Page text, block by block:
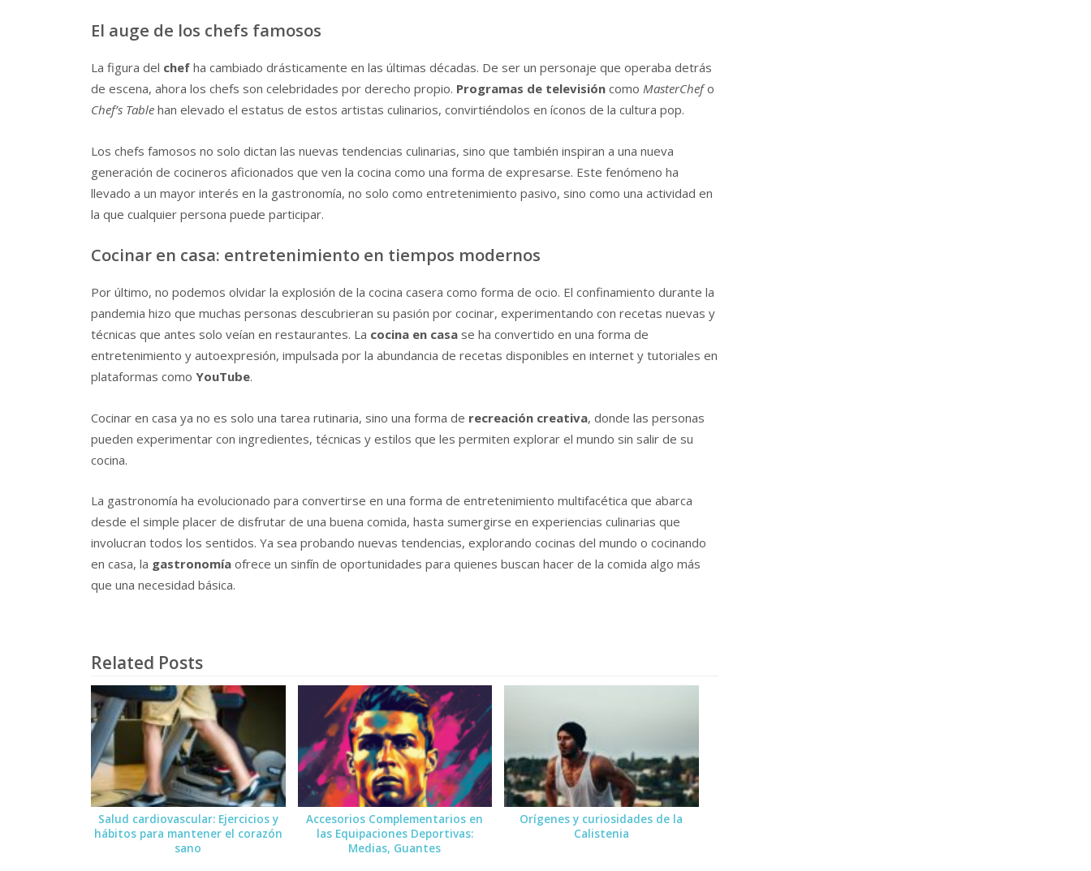
El auge de los chefs famosos
La figura del chef ha cambiado drásticamente en las últimas décadas. De ser un personaje que operaba detrás
de escena, ahora los chefs son celebridades por derecho propio. Programas de televisión como MasterChefo
Chef’s Table han elevado el estatus de estos artistas culinarios, convirtiéndolos en íconos de la cultura pop.
Los chefs famosos no solo dictan las nuevas tendencias culinarias, sino que también inspiran a una nueva
generación de cocineros aficionados que ven la cocina como una forma de expresarse. Este fenómeno ha
llevado a un mayor interés en la gastronomía, no solo como entretenimiento pasivo, sino como una actividad en
la que cualquier persona puede participar.
Cocinar en casa: entretenimiento en tiempos modernos
Por último, no podemos olvidar la explosión de la cocina casera como forma de ocio. El confinamiento durante la
pandemia hizo que muchas personas descubrieran su pasión por cocinar, experimentando con recetas nuevas y
técnicas que antes solo veían en restaurantes. La cocina en casa se ha convertido en una forma de
entretenimiento y autoexpresión, impulsada por la abundancia de recetas disponibles en internet y tutoriales en
plataformas como YouTube.
Cocinar en casa ya no es solo una tarea rutinaria, sino una forma de recreación creativa, donde las personas
pueden experimentar con ingredientes, técnicas y estilos que les permiten explorar el mundo sin salir de su
cocina.
La gastronomía ha evolucionado para convertirse en una forma de entretenimiento multifacética que abarca
desde el simple placer de disfrutar de una buena comida, hasta sumergirse en experiencias culinarias que
involucran todos los sentidos. Ya sea probando nuevas tendencias, explorando cocinas del mundo o cocinando
en casa, la gastronomía ofrece un sinfín de oportunidades para quienes buscan hacer de la comida algo más
que una necesidad básica.
Related Posts
Salud cardiovascular: Ejercicios y
hábitos para mantener el corazón
sano
Accesorios Complementarios en
las Equipaciones Deportivas:
Medias, Guantes
Orígenes y curiosidades de la
Calistenia